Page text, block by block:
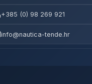
+385 (0) 98 269 921
info@nautica-tende.hr